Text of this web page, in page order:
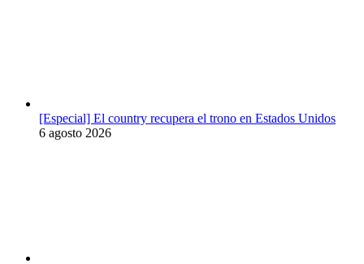
[Especial] El country recupera el trono en Estados Unidos
6 agosto 2026